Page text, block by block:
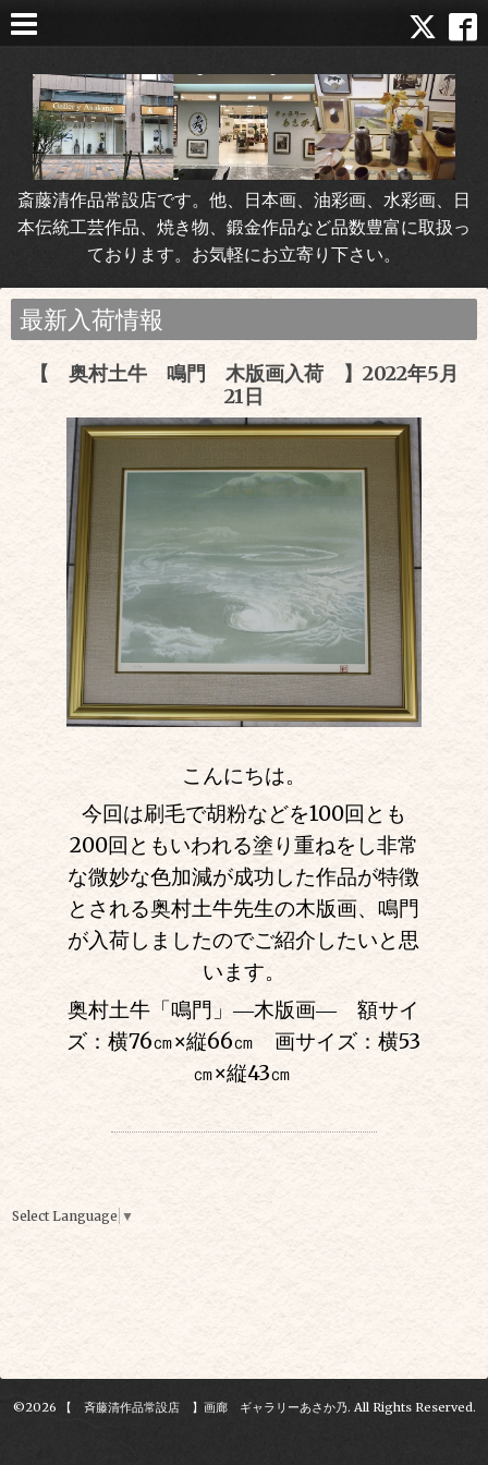
斎藤清作品常設店です。他、日本画、油彩画、水彩画、日
本伝統工芸作品、焼き物、鍛金作品など品数豊富に取扱っ
ております。お気軽にお立寄り下さい。
最新入荷情報
【 奥村土牛 鳴門 木版画入荷 】2022年5月
21日
こんにちは。
今回は刷毛で胡粉などを100回とも
200回ともいわれる塗り重ねをし非常
な微妙な色加減が成功した作品が特徴
とされる奥村土牛先生の木版画、鳴門
が入荷しましたのでご紹介したいと思
います。
奥村土牛「鳴門」―木版画― 額サイ
ズ：横76㎝×縦66㎝ 画サイズ：横53
㎝×縦43㎝
Select Language ▼
©2026 【 斉藤清作品常設店 】画廊 ギャラリーあさか乃. All Rights Reserved.